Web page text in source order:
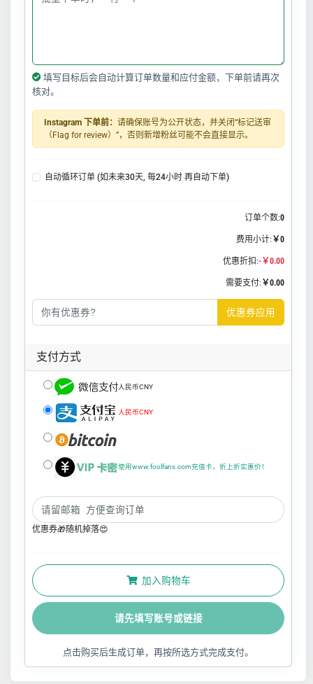
填写目标后会自动计算订单数量和应付金额，下单前请再次
核对。
Instagram 下单前： 请确保账号为公开状态，并关闭“标记送审
（Flag for review）”，否则新增粉丝可能不会直接显示。
自动循环订单 (如未来30天, 每24小时 再自动下单)
订单个数:0
费用小计: ￥0
优惠折扣:-￥0.00
需要支付: ￥0.00
优惠券应用
支付方式
人民币CNY
人民币CNY
使用www.foolfans.com充值卡，折上折实惠价！
优惠券🎁随机掉落😍
加入购物车
请先填写账号或链接
点击购买后生成订单，再按所选方式完成支付。